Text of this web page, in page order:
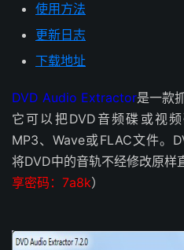
使用方法
更新日志
下载地址
DVD Audio Extractor是一款
它可以把DVD音频碟或视
MP3、Wave或FLAC文件。
将DVD中的音轨不经修改原样
享密码：7a8k）